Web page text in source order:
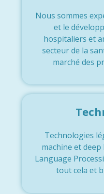
Nous sommes
et le
hospitaliers et
secteur de la
marché des
Technologies
machine et
Language
tout cela et